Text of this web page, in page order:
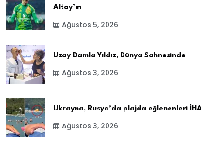
Altay’ın
Ağustos 5, 2026
Uzay Damla Yıldız, Dünya Sahnesinde
Ağustos 3, 2026
Ukrayna, Rusya’da plajda eğlenenleri İHA
Ağustos 3, 2026